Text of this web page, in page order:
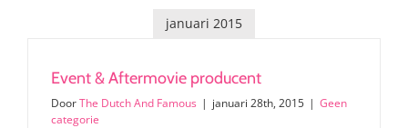
januari 2015
Event & Aftermovie producent
DoorThe Dutch And Famous | januari 28th, 2015 | Geen
categorie